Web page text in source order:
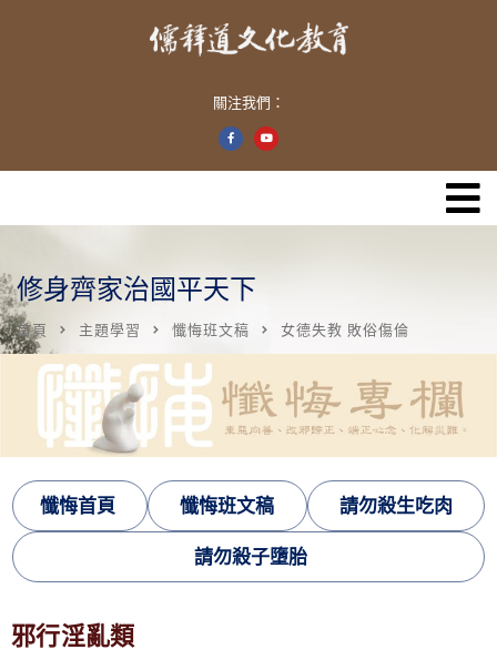
關注我們：
修身齊家治國平天下
首頁 主題學習 懺悔班文稿 女德失教 敗俗傷倫
懺悔首頁 懺悔班文稿 請勿殺生吃肉
請勿殺子墮胎
邪行淫亂類